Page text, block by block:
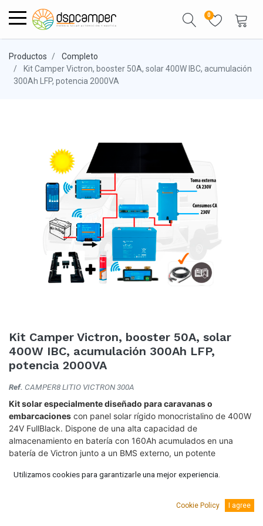
0
Productos
Completo
Kit Camper Victron, booster 50A, solar 400W IBC, acumulación
300Ah LFP, potencia 2000VA
Kit Camper Victron, booster 50A, solar
400W IBC, acumulación 300Ah LFP,
potencia 2000VA
Ref. CAMPER8 LITIO VICTRON 300A
Kit solar especialmente diseñado para caravanas o
embarcaciones con panel solar rígido monocristalino de 400W
24V FullBlack. Dispone de una alta capacidad de
almacenamiento en batería con 160Ah acumulados en una
batería de Victron junto a un BMS externo, un potente
convertidor CC-CC de 30A que hace la función de booster.
Todos nuestros kits llevan todo lo necesario para su montaje y
Utilizamos cookies para garantizarle una mejor experiencia.
Cookie Policy I agree